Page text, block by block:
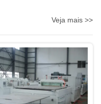
Veja mais >>